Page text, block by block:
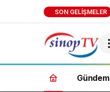
SON GELIŞMELER
Gündem